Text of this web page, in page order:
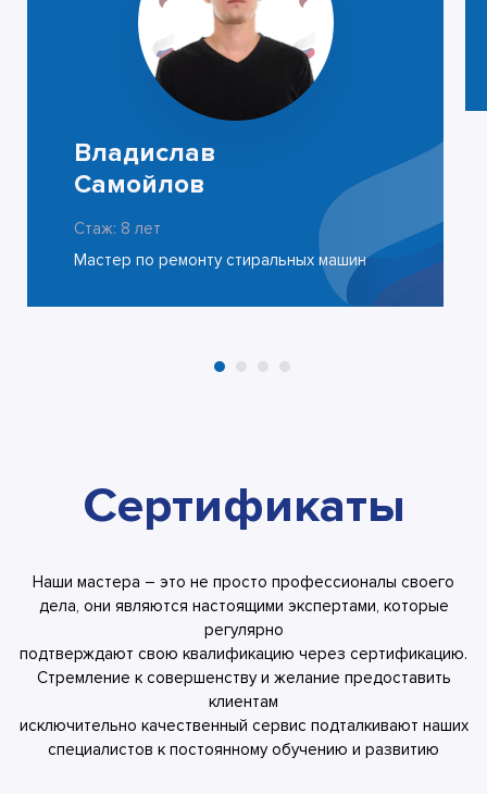
Владислав
Самойлов
Стаж: 8 лет
Мастер по ремонту стиральных машин
Сертификаты
Наши мастера – это не просто профессионалы своего
дела, они являются настоящими экспертами, которые
регулярно
подтверждают свою квалификацию через сертификацию.
Стремление к совершенству и желание предоставить
клиентам
исключительно качественный сервис подталкивают наших
специалистов к постоянному обучению и развитию